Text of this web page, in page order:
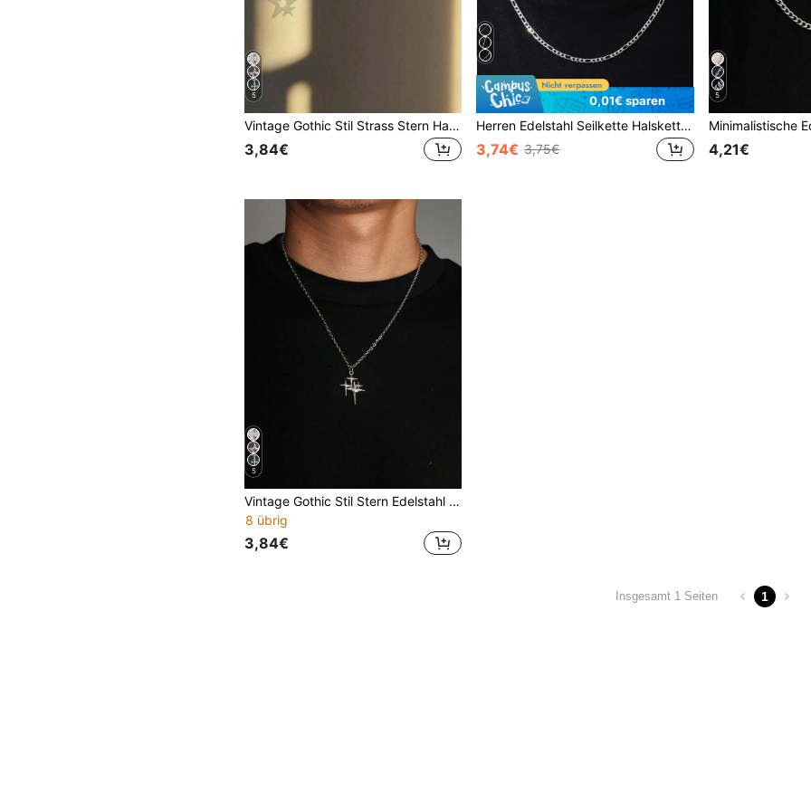
5
Vintage Gothic Stil Strass Stern Halskette aus Edelstahl, unisex
3,84€
0,01€ sparen
Herren Edelstahl Seilkette Halskette für Frauen Hiphop europäischen und amerikanischen Stil
3,74€ 3,75€
5
4,21€
5
Vintage Gothic Stil Stern Edelstahl Kette Halskette, Unisex
8 übrig
3,84€
Insgesamt 1 Seiten 1